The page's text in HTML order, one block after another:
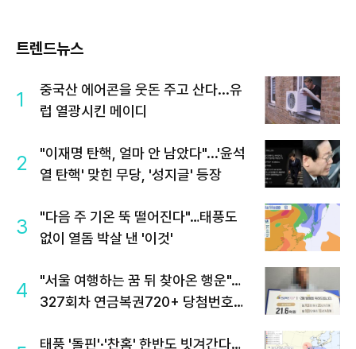
트렌드뉴스
1
중국산 에어콘을 웃돈 주고 산다...유
럽 열광시킨 메이디
2
"이재명 탄핵, 얼마 안 남았다"...'윤석
열 탄핵' 맞힌 무당, '성지글' 등장
3
"다음 주 기온 뚝 떨어진다"…태풍도
없이 열돔 박살 낸 '이것'
4
"서울 여행하는 꿈 뒤 찾아온 행운"…
327회차 연금복권720+ 당첨번호조
태풍 '돌핀'·'찬홈' 한반도 빗겨간다…